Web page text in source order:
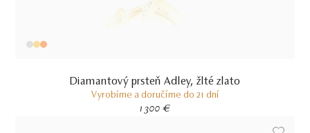
Diamantový prsteň Adley, žlté zlato
Vyrobíme a doručíme do 21 dní
1 300 €